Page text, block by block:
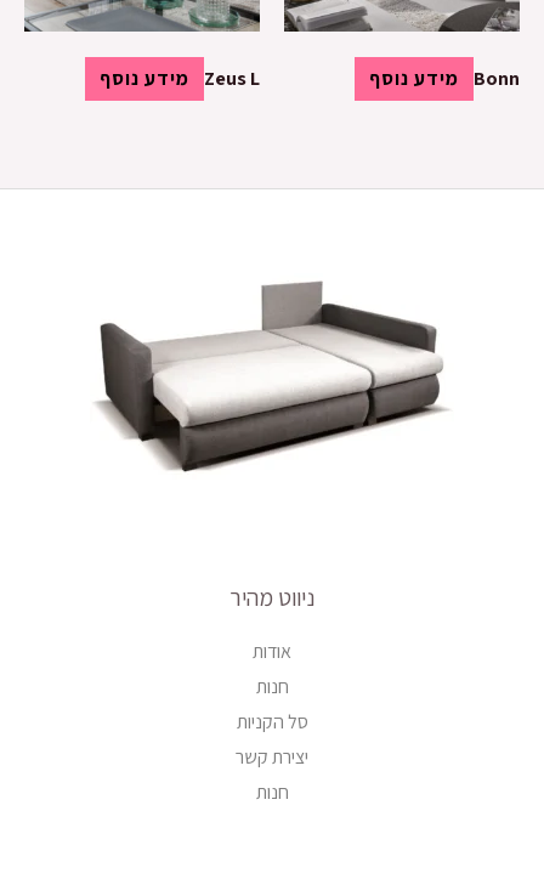
Bonn מידע נוסף Zeus L מידע נוסף
ניווט מהיר
אודות
חנות
סל הקניות
יצירת קשר
חנות